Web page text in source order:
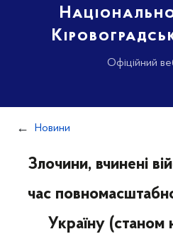
Офіційний
Новини
Злочини, вчинені
час
Україну (станом